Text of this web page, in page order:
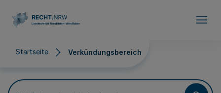
Startseite Verkündungsbereich
Verkündungsbereich